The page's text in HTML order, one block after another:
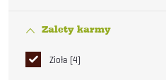
Zalety karmy
Zioła 4